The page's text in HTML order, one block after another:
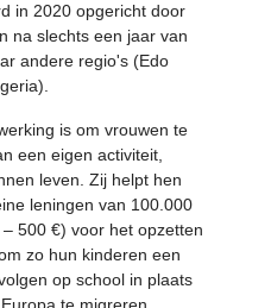
in 2020 opgericht door
na slechts een jaar van
andere regio's (Edo
is om vrouwen te
een eigen activiteit,
leven. Zij helpt hen
leningen van 100.000
500 €) voor het opzetten
zo hun kinderen een
op school in plaats